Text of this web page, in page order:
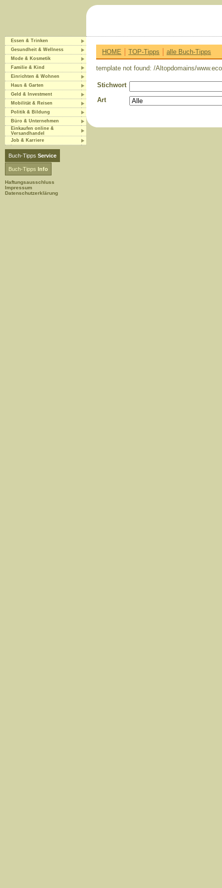
Essen & Trinken
Gesundheit & Wellness
Mode & Kosmetik
Familie & Kind
Einrichten & Wohnen
Haus & Garten
Geld & Investment
Mobilität & Reisen
Politik & Bildung
Büro & Unternehmen
Einkaufen online &
Versandhandel
Job & Karriere
Buch-Tipps Service
Buch-Tipps Info
Haftungsausschluss
Impressum
Datenschutzerklärung
HOME | TOP-Tipps | alle Buch-Tipps
template not found: /Altopdomains/
Stichwort
Art